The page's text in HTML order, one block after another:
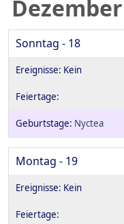
Dezember
Sonntag - 18
Nyctea
Montag - 19